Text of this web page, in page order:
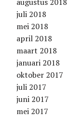
juli 2018
mei 2018
april 2018
maart 2018
januari 2018
oktober 2017
juli 2017
juni 2017
mei 2017